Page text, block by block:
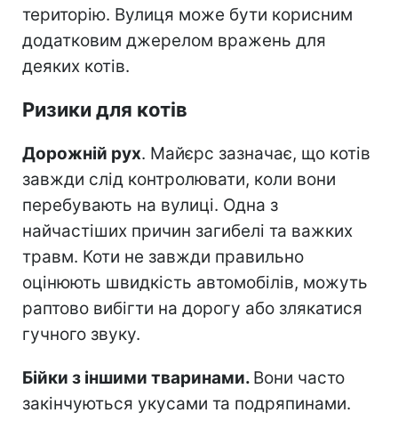
територію. Вулиця може бути корисним
додатковим джерелом вражень для
деяких котів.
Ризики для котів
Дорожній рух. Майєрс зазначає, що котів
завжди слід контролювати, коли вони
перебувають на вулиці. Одна з
найчастіших причин загибелі та важких
травм. Коти не завжди правильно
оцінюють швидкість автомобілів, можуть
раптово вибігти на дорогу або злякатися
гучного звуку.
Бійки з іншими тваринами. Вони часто
закінчуються укусами та подряпинами.